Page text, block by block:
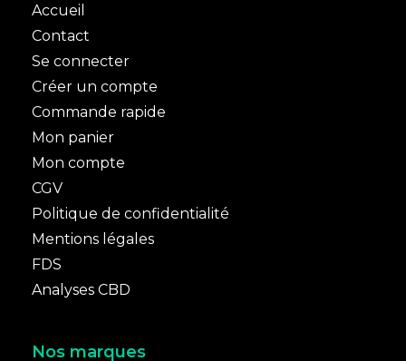
Accueil
Contact
Se connecter
Créer un compte
Commande rapide
Mon panier
Mon compte
CGV
Politique de confidentialité
Mentions légales
FDS
Analyses CBD
Nos marques